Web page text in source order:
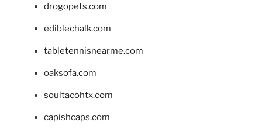
drogopets.com
ediblechalk.com
tabletennisnearme.com
oaksofa.com
soultacohtx.com
capishcaps.com